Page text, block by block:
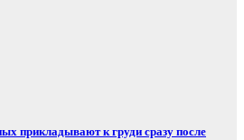
прикладывают к груди сразу после